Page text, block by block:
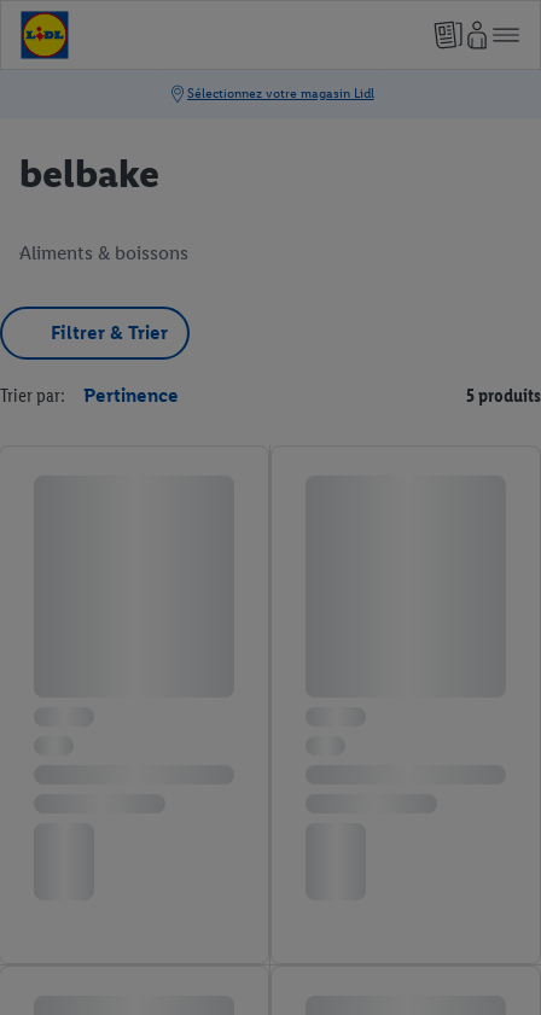
belbake
Aliments & boissons
Filtrer & Trier
Trier par: Pertinence 5 produits